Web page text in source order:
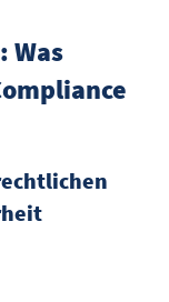
Was